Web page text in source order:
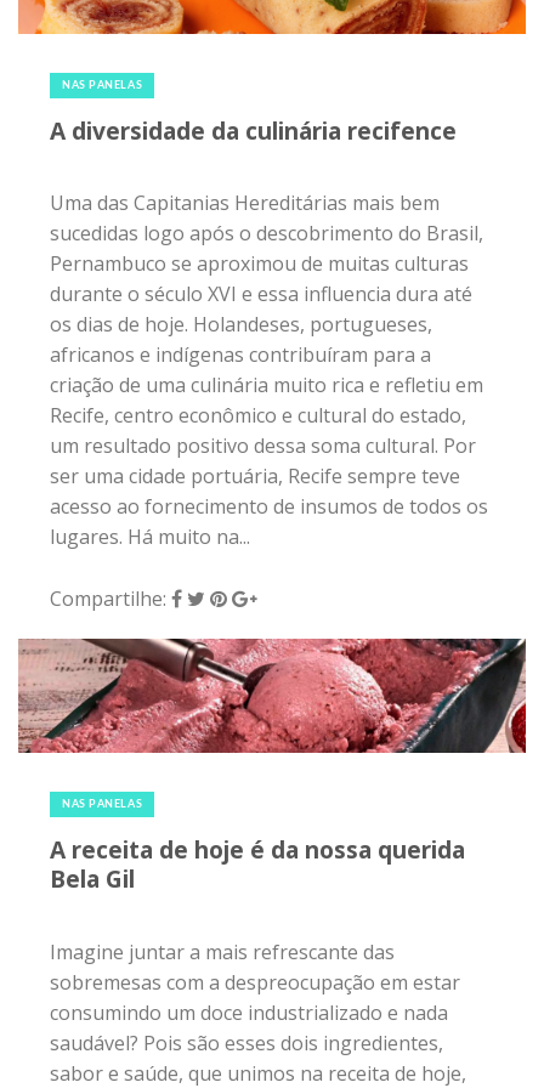
NAS PANELAS
A diversidade da culinária recifence
Uma das Capitanias Hereditárias mais bem
sucedidas logo após o descobrimento do Brasil,
Pernambuco se aproximou de muitas culturas
durante o século XVI e essa influencia dura até
os dias de hoje. Holandeses, portugueses,
africanos e indígenas contribuíram para a
criação de uma culinária muito rica e refletiu em
Recife, centro econômico e cultural do estado,
um resultado positivo dessa soma cultural. Por
ser uma cidade portuária, Recife sempre teve
acesso ao fornecimento de insumos de todos os
lugares. Há muito na...
Compartilhe:
NAS PANELAS
A receita de hoje é da nossa querida
Bela Gil
Imagine juntar a mais refrescante das
sobremesas com a despreocupação em estar
consumindo um doce industrializado e nada
saudável? Pois são esses dois ingredientes,
sabor e saúde, que unimos na receita de hoje,